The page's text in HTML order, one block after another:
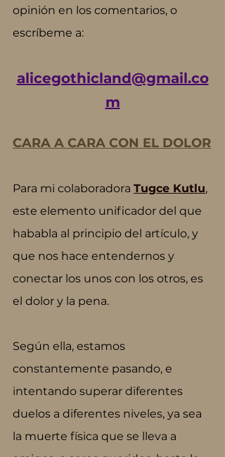
opinión en los comentarios, o
escríbeme a:
alicegothicland@gmail.co
m
CARA A CARA CON EL DOLOR
Para mi colaboradora Tugce Kutlu,
este elemento unificador del que
hababla al principio del artículo, y
que nos hace entendernos y
conectar los unos con los otros, es
el dolor y la pena.
Según ella, estamos
constantemente pasando, e
intentando superar diferentes
duelos a diferentes niveles, ya sea
la muerte física que se lleva a